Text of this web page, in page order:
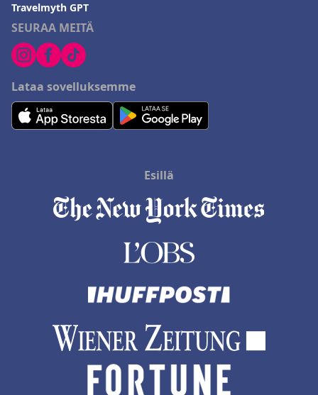
SEURAA MEITÄ
Lataa sovelluksemme
Travelmyth GPT
Esillä